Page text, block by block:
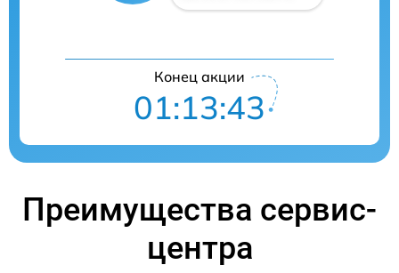
Конец акции
01:13:42
Преимущества сервис-
центра